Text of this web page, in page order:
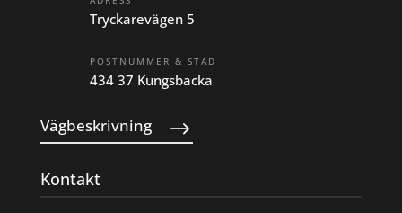
Tryckarevägen 5
POSTNUMMER & STAD
434 37 Kungsbacka
Vägbeskrivning
Kontakt